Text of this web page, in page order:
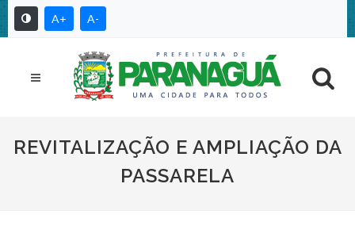
A+ A-
REVITALIZAÇÃO E AMPLIAÇÃO DA
PASSARELA